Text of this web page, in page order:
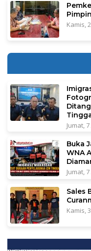
Kamis,
Jumat,
Buka
WNA
Jumat,
Sales
Kamis,